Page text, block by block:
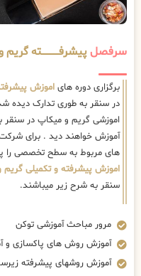
سرفصل
برگزاری دوره های اموزش
در سنقر به طوری تدارک دیده
اموزشی گریم و میکاپ در سنقر
آموزش خواهند دید . برای
های مربوط به سطح تخصصی
اموزش پیشرفته و تکمیلی گریم
سنقر به شرح زیر میباشند.
مرور مباحث آموزشی توکن
آموزش روش های پاکسازی و
آموزش روشهای پیشرفته